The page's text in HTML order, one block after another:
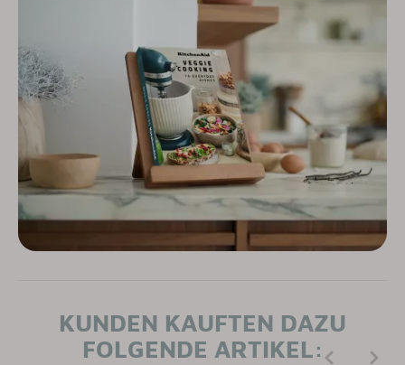
KUNDEN KAUFTEN DAZU
FOLGENDE ARTIKEL: